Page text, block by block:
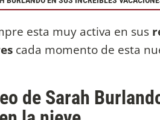
esta muy activa en sus
cada momento de esta
de Sarah